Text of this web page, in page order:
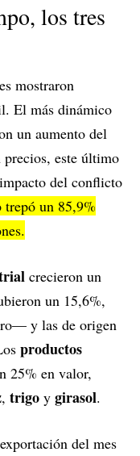
los tres
mostraron
El más dinámico
un aumento del
este último
del conflicto
un 85,9%
crecieron un
un 15,6%,
y las de origen
productos
25% en valor,
, trigo y girasol.
del mes